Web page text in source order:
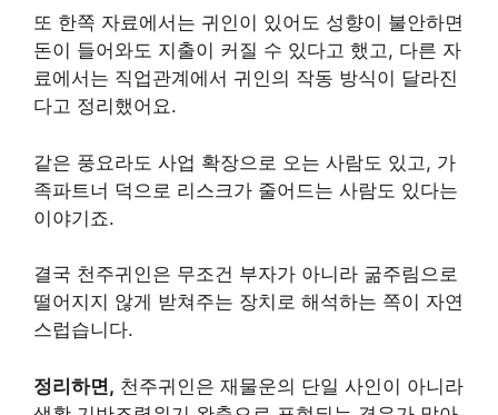
또 한쪽 자료에서는 귀인이 있어도 성향이 불안하면
돈이 들어와도 지출이 커질 수 있다고 했고, 다른 자
료에서는 직업관계에서 귀인의 작동 방식이 달라진
다고 정리했어요.
같은 풍요라도 사업 확장으로 오는 사람도 있고, 가
족파트너 덕으로 리스크가 줄어드는 사람도 있다는
이야기죠.
결국 천주귀인은 무조건 부자가 아니라 굶주림으로
떨어지지 않게 받쳐주는 장치로 해석하는 쪽이 자연
스럽습니다.
정리하면, 천주귀인은 재물운의 단일 사인이 아니라